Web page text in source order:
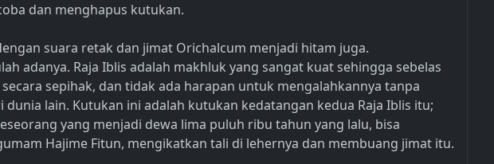
dan menghapus kutukan.
suara retak dan jimat Orichalcum menjadi hitam juga.
adanya. Raja Iblis adalah makhluk yang sangat kuat sehingga sebelas
sepihak, dan tidak ada harapan untuk mengalahkannya tanpa
lain. Kutukan ini adalah kutukan kedatangan kedua Raja Iblis itu;
yang menjadi dewa lima puluh ribu tahun yang lalu, bisa
Hajime Fitun, mengikatkan tali di lehernya dan membuang jimat itu.